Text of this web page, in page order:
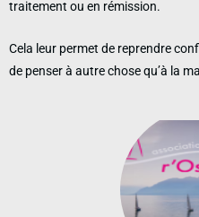
traitement ou en rémission.
Cela leur permet de reprendre
de penser à autre chose qu’à la